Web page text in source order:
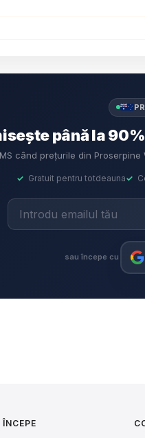
până la
când prețurile din
✓ Gratuit pentru totdeauna✓
sau începe cu
ÎNCEPE